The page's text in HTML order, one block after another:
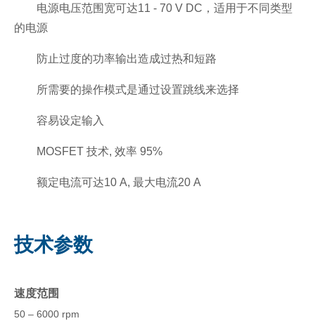
电源电压范围宽可达11 - 70 V DC，适用于不同类型
的电源
防止过度的功率输出造成过热和短路
所需要的操作模式是通过设置跳线来选择
容易设定输入
MOSFET 技术, 效率 95%
额定电流可达10 A, 最大电流20 A
技术参数
速度范围
50 – 6000 rpm